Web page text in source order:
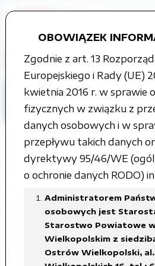
OBOWIĄZEK
Zgodnie z art. 13
Europejskiego i Rady (UE)
kwietnia 2016 r. w sprawie
fizycznych w związku z
danych osobowych i w
przepływu takich danych
dyrektywy 95/46/WE
o ochronie danych RODO)
Administratorem
osobowych jest
Starostwo Powiatowe
Wielkopolskim z
Ostrów Wielkopolski,
Strona główna
Tablica
Ogłoszenia i
Obwieszczenie z dnia
Starosty
decyzji ZRID nr
dnia 29.01.2025